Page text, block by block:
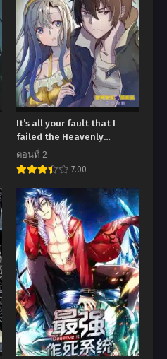
It’s all your fault that I
failed the Heavenly
Tribulation!
ตอนที่ 2
7.00